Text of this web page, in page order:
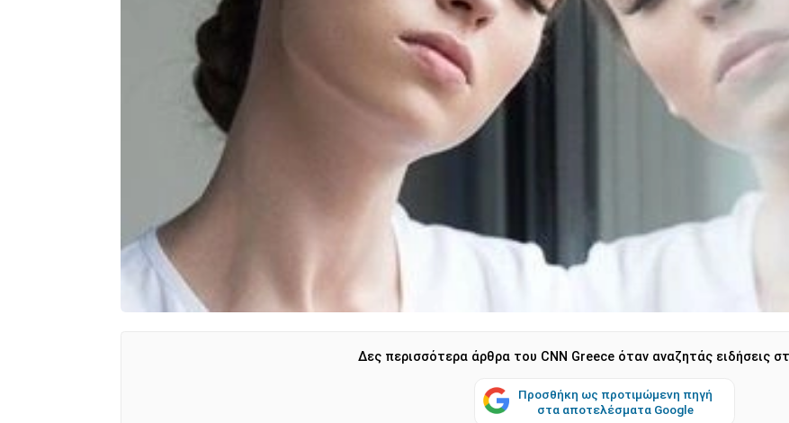
Δες περισσότερα άρθρα του CNN Greece όταν αναζητάς ειδήσεις
Προσθήκη ως προτιμώμενη πηγή
στα αποτελέσματα Google